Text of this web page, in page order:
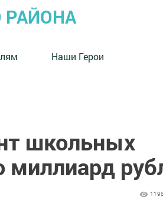
Наши Герои
школьных
1198